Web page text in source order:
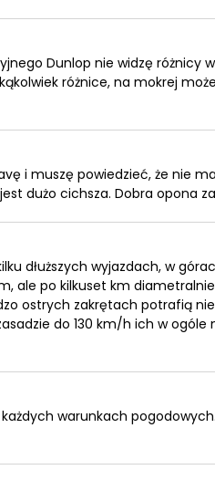
Dunlop nie widzę różnicy
różnice, na mokrej
i muszę powiedzieć, że nie
dużo cichsza. Dobra opona
dłuższych wyjazdach, w
ale po kilkuset km
ostrych zakrętach potrafią
do 130 km/h ich w ogóle
warunkach